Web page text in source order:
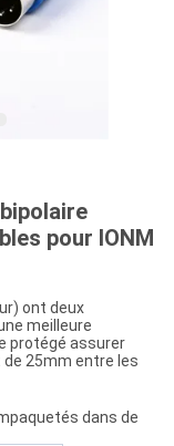
pour IONM
ont deux
meilleure
protégé assurer
25mm entre les
dans de